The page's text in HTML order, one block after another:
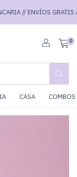
// ENVÍOS GRATIS
0
CASA